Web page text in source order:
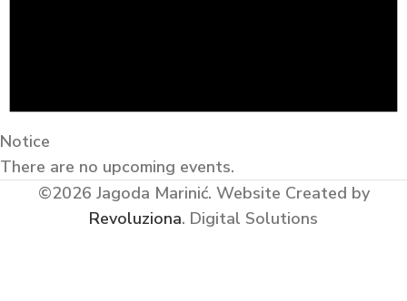
Notice
There are no upcoming events.
©2026 Jagoda Marinić. Website Created by
Revoluziona. Digital Solutions